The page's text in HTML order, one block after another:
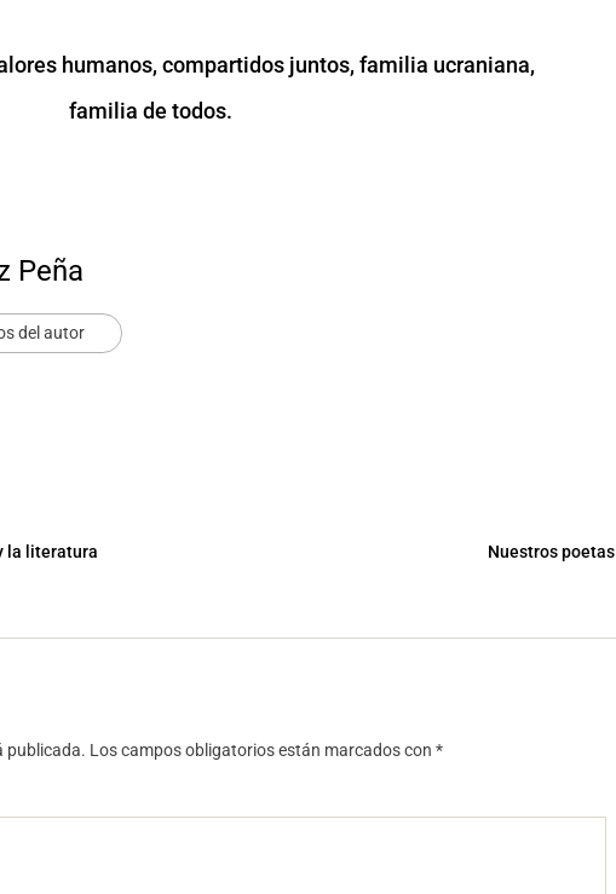
humanos, compartidos juntos, familia ucraniana,
familia de todos.
Peña
del autor
la literatura Nuestros poetas
publicada. Los campos obligatorios están marcados con *